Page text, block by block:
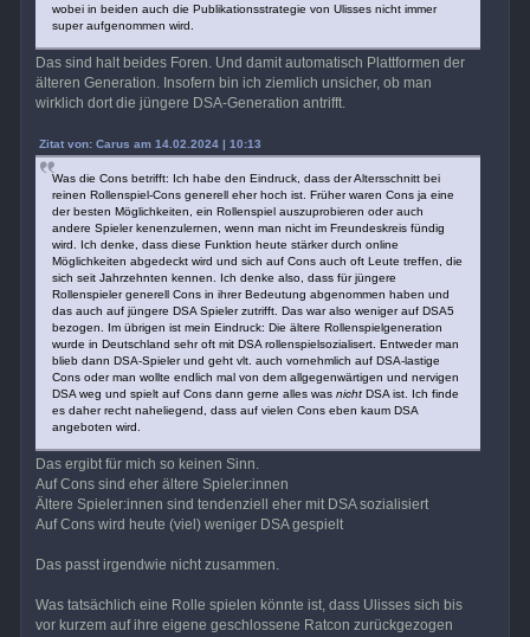
wobei in beiden auch die Publikationsstrategie von Ulisses nicht immer
super aufgenommen wird.
Das sind halt beides Foren. Und damit automatisch Plattformen der
älteren Generation. Insofern bin ich ziemlich unsicher, ob man
wirklich dort die jüngere DSA-Generation antrifft.
Zitat von: Carus am 14.02.2024 | 10:13
Was die Cons betrifft: Ich habe den Eindruck, dass der Altersschnitt bei
reinen Rollenspiel-Cons generell eher hoch ist. Früher waren Cons ja eine
der besten Möglichkeiten, ein Rollenspiel auszuprobieren oder auch
andere Spieler kenenzulernen, wenn man nicht im Freundeskreis fündig
wird. Ich denke, dass diese Funktion heute stärker durch online
Möglichkeiten abgedeckt wird und sich auf Cons auch oft Leute treffen, die
sich seit Jahrzehnten kennen. Ich denke also, dass für jüngere
Rollenspieler generell Cons in ihrer Bedeutung abgenommen haben und
das auch auf jüngere DSA Spieler zutrifft. Das war also weniger auf DSA5
bezogen. Im übrigen ist mein Eindruck: Die ältere Rollenspielgeneration
wurde in Deutschland sehr oft mit DSA rollenspielsozialisert. Entweder man
blieb dann DSA-Spieler und geht vlt. auch vornehmlich auf DSA-lastige
Cons oder man wollte endlich mal von dem allgegenwärtigen und nervigen
DSA weg und spielt auf Cons dann gerne alles was nicht DSA ist. Ich finde
es daher recht naheliegend, dass auf vielen Cons eben kaum DSA
angeboten wird.
Das ergibt für mich so keinen Sinn.
Auf Cons sind eher ältere Spieler:innen
Ältere Spieler:innen sind tendenziell eher mit DSA sozialisiert
Auf Cons wird heute (viel) weniger DSA gespielt
Das passt irgendwie nicht zusammen.
Was tatsächlich eine Rolle spielen könnte ist, dass Ulisses sich bis
vor kurzem auf ihre eigene geschlossene Ratcon zurückgezogen